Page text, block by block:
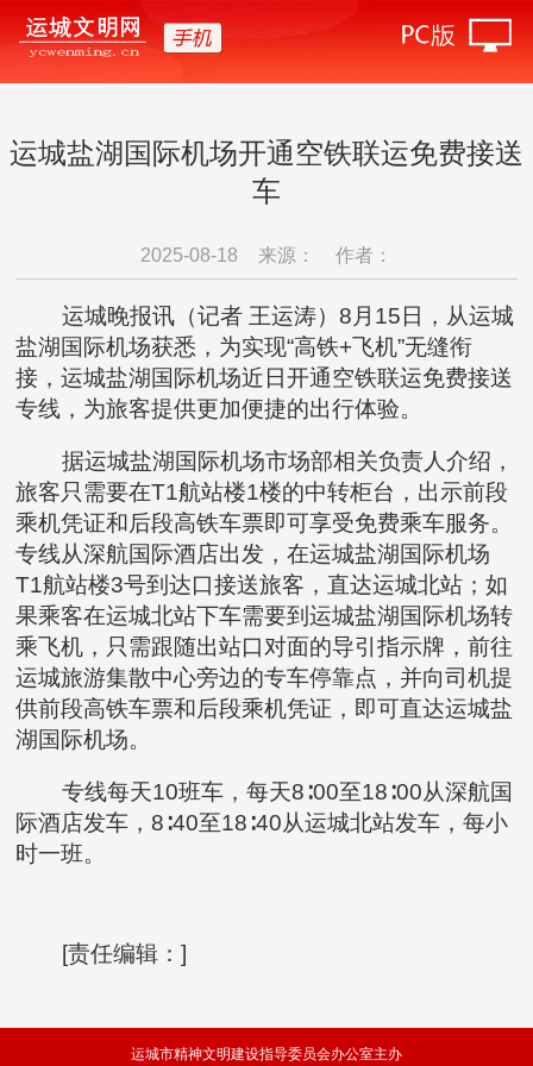
运城盐湖国际机场开通空铁联运免费接送
车
2025-08-18 来源： 作者：
运城晚报讯（记者 王运涛）8月15日，从运城
盐湖国际机场获悉，为实现“高铁+飞机”无缝衔
接，运城盐湖国际机场近日开通空铁联运免费接送
专线，为旅客提供更加便捷的出行体验。
据运城盐湖国际机场市场部相关负责人介绍，
旅客只需要在T1航站楼1楼的中转柜台，出示前段
乘机凭证和后段高铁车票即可享受免费乘车服务。
专线从深航国际酒店出发，在运城盐湖国际机场
T1航站楼3号到达口接送旅客，直达运城北站；如
果乘客在运城北站下车需要到运城盐湖国际机场转
乘飞机，只需跟随出站口对面的导引指示牌，前往
运城旅游集散中心旁边的专车停靠点，并向司机提
供前段高铁车票和后段乘机凭证，即可直达运城盐
湖国际机场。
专线每天10班车，每天8∶00至18∶00从深航国
际酒店发车，8∶40至18∶40从运城北站发车，每小
时一班。
[责任编辑：]
运城市精神文明建设指导委员会办公室主办